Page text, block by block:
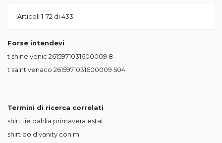
Articoli1-72 di433
Forse intendevi
t shine venic 2615971031600009 8
t saint venaco 2615971031600009 504
Termini di ricerca correlati
shirt tie dahlia primavera estat
shirt bold vanity con m